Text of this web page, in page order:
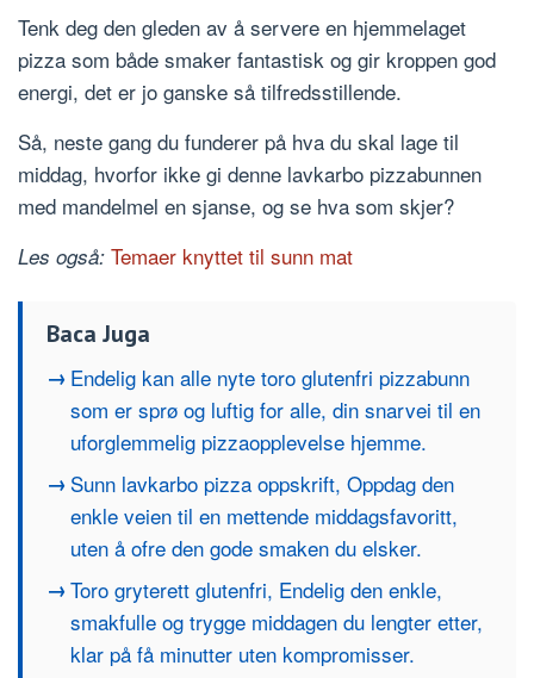
Tenk deg den gleden av å servere en hjemmelaget
pizza som både smaker fantastisk og gir kroppen god
energi, det er jo ganske så tilfredsstillende.
Så, neste gang du funderer på hva du skal lage til
middag, hvorfor ikke gi denne lavkarbo pizzabunnen
med mandelmel en sjanse, og se hva som skjer?
Les også: Temaer knyttet til sunn mat
Baca Juga
Endelig kan alle nyte toro glutenfri pizzabunn
som er sprø og luftig for alle, din snarvei til en
uforglemmelig pizzaopplevelse hjemme.
Sunn lavkarbo pizza oppskrift, Oppdag den
enkle veien til en mettende middagsfavoritt,
uten å ofre den gode smaken du elsker.
Toro gryterett glutenfri, Endelig den enkle,
smakfulle og trygge middagen du lengter etter,
klar på få minutter uten kompromisser.